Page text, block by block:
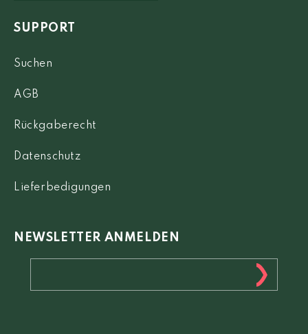
SUPPORT
Suchen
AGB
Rückgaberecht
Datenschutz
Lieferbedigungen
NEWSLETTER ANMELDEN